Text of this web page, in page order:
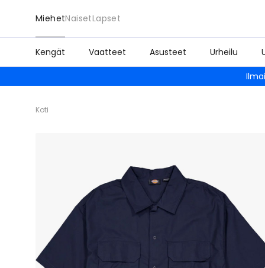
MiehetNaisetLapset
Kengät Vaatteet Asusteet Urheilu
Koti